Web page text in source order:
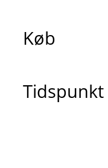
Køb
Tidspunkt